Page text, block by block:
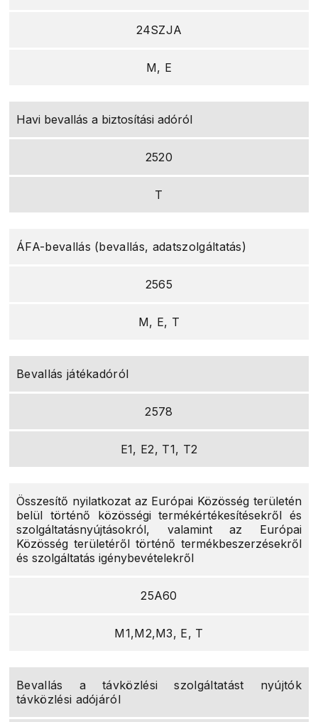
24SZJA
M, E
Havi bevallás a biztosítási adóról
2520
T
ÁFA-bevallás (bevallás, adatszolgáltatás)
2565
M, E, T
Bevallás játékadóról
2578
E1, E2, T1, T2
Összesítő nyilatkozat az Európai Közösség területén
belül történő közösségi termékértékesítésekről és
szolgáltatásnyújtásokról, valamint az Európai
Közösség területéről történő termékbeszerzésekről
és szolgáltatás igénybevételekről
25A60
M1,M2,M3, E, T
Bevallás a távközlési szolgáltatást nyújtók
távközlési adójáról